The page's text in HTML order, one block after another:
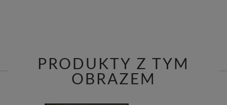
PRODUKTY Z TYM
OBRAZEM